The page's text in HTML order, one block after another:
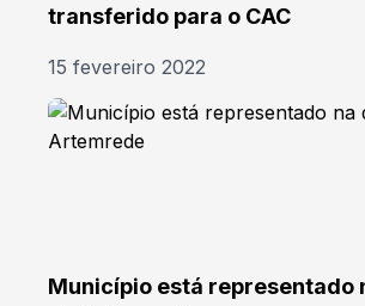
transferido para o CAC
15 fevereiro 2022
Município está representado